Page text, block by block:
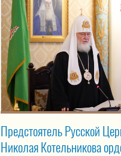
Предстоятель Русской
Николая Котельникова